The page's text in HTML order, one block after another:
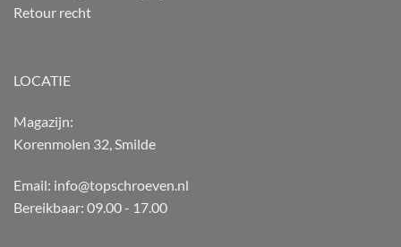
Retour recht
LOCATIE
Magazijn:
Korenmolen 32, Smilde
Email: info@topschroeven.nl
Bereikbaar: 09.00 - 17.00